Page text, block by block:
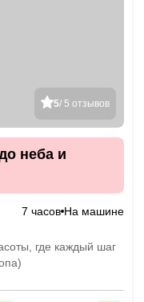
5/ 5 отзывов
неба и
7 часов На машине
где каждый шаг